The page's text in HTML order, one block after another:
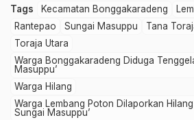
Tags Kecamatan Bonggakaradeng
Rantepao
Sungai Masuppu Tana
Toraja Utara
Warga Bonggakaradeng Diduga
Masuppu’
Warga Hilang
Warga Lembang Poton Dilaporkan
Sungai Masuppu’